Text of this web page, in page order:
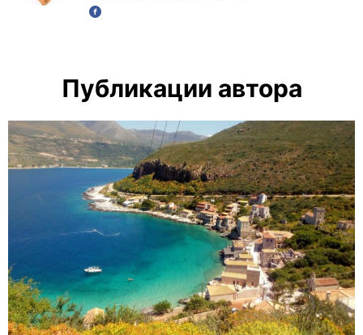
Публикации автора